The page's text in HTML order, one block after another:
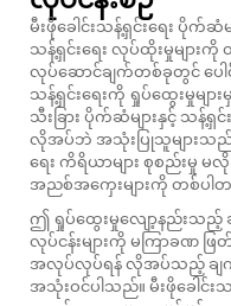
မီးဖိုခေါင်းသန့်ရှင်းရေး ပို
သန့်ရှင်းရေး လုပ်ထိုးမှုများ
လုပ်ဆောင်ချက်တစ်ခုတွင် ပေါင်
သန့်ရှင်းရေးကို ရှုပ်ထွေးမှုမျာ
သီးခြား ပိုက်ဆံများနှင့် သန့်ရှ
လိုအပ်ဘဲ အသုံးပြုသူများသည်
ရေး ကိရိယာများ စုစည်းမှု
အညစ်အကှေးများကို တစ်ပါတ
ဤ ရှုပ်ထွေးမှုလျော့နည်းသည့်
လုပ်ငန်းများကို မကြာခဏ ဖ
အလုပ်လုပ်ရန် လိုအပ်သည့် ချက်
အသုံးဝင်ပါသည်။ မီးဖိုခေါင်